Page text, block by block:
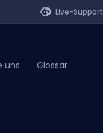
Live-Support
uns Glossar